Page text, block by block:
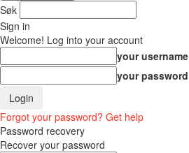
Søk
Sign in
Welcome! Log into your account
your username
your password
Forgot your password? Get help
Password recovery
Recover your password